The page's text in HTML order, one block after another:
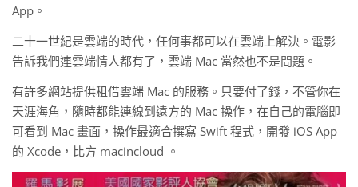
App。
二十一世紀是雲端的時代，任何事都可以在雲端上解決。電影
告訴我們連雲端情人都有了，雲端 Mac 當然也不是問題。
有許多網站提供租借雲端 Mac 的服務。只要付了錢，不管你在
天涯海角，隨時都能連線到遠方的 Mac 操作，在自己的電腦即
可看到 Mac 畫面，操作最適合撰寫 Swift 程式，開發 iOS App
的 Xcode，比方 macincloud 。